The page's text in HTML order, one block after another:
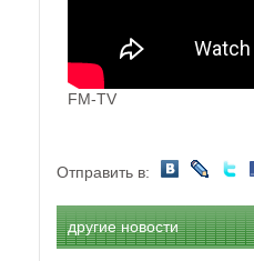
FM-TV
Отправить в:
другие новости